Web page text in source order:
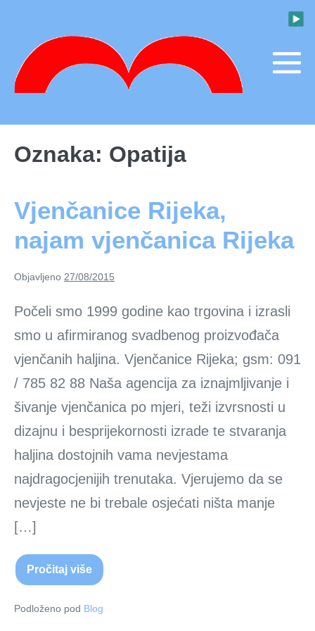
sadržaja
Oznaka: Opatija
Vjenčanice Rijeka,
najam vjenčanica Rijeka
Objavljeno 27/08/2015
Počeli smo 1999 godine kao trgovina i izrasli
smo u afirmiranog svadbenog proizvođača
vjenčanih haljina. Vjenčanice Rijeka; gsm: 091
/ 785 82 88 Naša agencija za iznajmljivanje i
šivanje vjenčanica po mjeri, teži izvrsnosti u
dizajnu i besprijekornosti izrade te stvaranja
haljina dostojnih vama nevjestama
najdragocjenijih trenutaka. Vjerujemo da se
nevjeste ne bi trebale osjećati ništa manje
[…]
Pročitaj više
Vjenčanice
Rijeka,
vjenčanica
Podloženo pod Blog